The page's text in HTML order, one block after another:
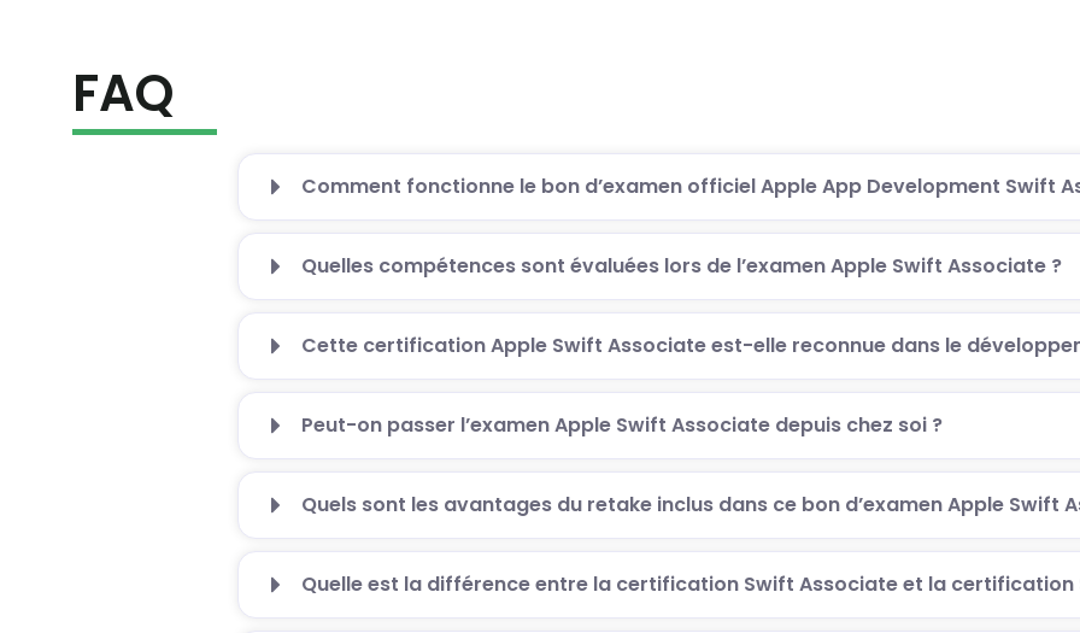
FAQ
Comment fonctionne le bon d’examen officiel Apple App Development Swift
Quelles compétences sont évaluées lors de l’examen Apple Swift Associate ?
Cette certification Apple Swift Associate est-elle reconnue dans le
Peut-on passer l’examen Apple Swift Associate depuis chez soi ?
Quels sont les avantages du retake inclus dans ce bon d’examen Apple Swift
Quelle est la différence entre la certification Swift Associate et la certification